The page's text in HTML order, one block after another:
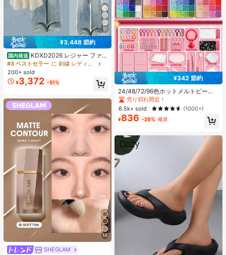
11
¥3,448 節約
国内発送 KDXD2026 レジャー ファッ
ション ロングサイズ 夏服 女性 ワイ
ルドスタイル ボア付きトップス ワイ
ルドスタイル ロングスカート 3点セ
ット UVカット 軽量 通気性 袖付き
ヒップカバー効果 通気性抜群 サイズ
豊富
#3 ベストセラー
に 刺繍 レディースコーデ
200+ sold
¥3,372 -51%
14
SHEGLAM
¥342 節約
24/48/72/96色ホットメルトビーズ
クリエイティブクラフトセット、ス
クエアペグボード、多層収納ボック
ス、アイロンペーパー、カラフルな
キーチェーン、装飾アクセサリー、
ハンギングロープ付き、DIY愛好家
がDIYパズル、バレンタインデーギ
フト、誕生日ギフトを手作りできま
す。
#1 ベストセラー
に ジュエリー製作セット
売り切れ間近！
#1 ベストセラー
に ジュエリー製作セット
売り切れ間近！
#1 ベストセラー
に ジュエリー製作セット
売り切れ間近！
#1 ベストセラー
に ジュエリー製作セット
売り切れ間近！
6.5k+ sold (1000+)
¥836 -29% 概算